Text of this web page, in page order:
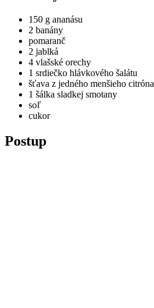
150 g ananásu
2 banány
pomaranč
2 jablká
4 vlašské orechy
1 srdiečko hlávkového šalátu
šťava z jedného menšieho citróna
1 šálka sladkej smotany
soľ
cukor
Postup